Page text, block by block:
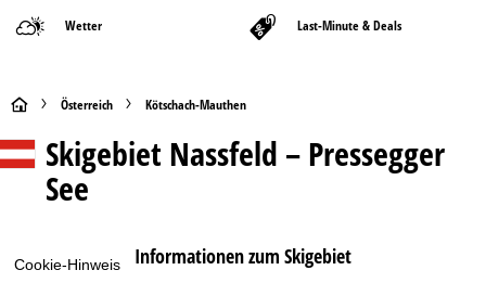
Cookie-Hinweis
Wetter Last-Minute & Deals
S
t
Österreich Kötschach-Mauthen
SkigebietNassfeld – Pressegger
See
Informationen zum Skigebiet